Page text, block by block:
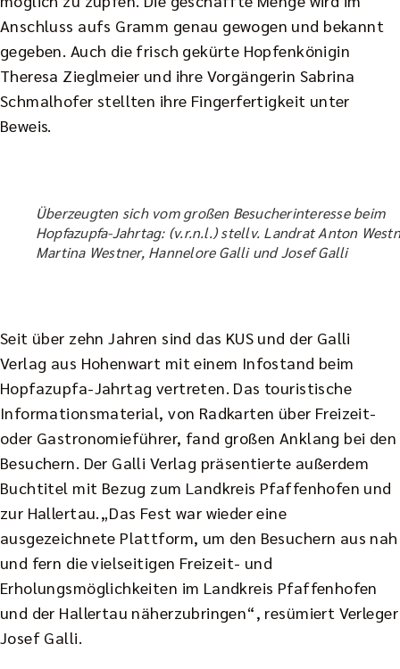
Anschluss aufs Gramm genau gewogen und bekannt
gegeben. Auch die frisch gekürte Hopfenkönigin
Theresa Zieglmeier und ihre Vorgängerin Sabrina
Schmalhofer stellten ihre Fingerfertigkeit unter
Beweis.
Überzeugten sich vom großen Besucherinteresse beim
Hopfazupfa-Jahrtag: (v.r.n.l.) stellv. Landrat Anton
Martina Westner, Hannelore Galli und Josef Galli
Seit über zehn Jahren sind das KUS und der Galli
Verlag aus Hohenwart mit einem Infostand beim
Hopfazupfa-Jahrtag vertreten. Das touristische
Informationsmaterial, von Radkarten über Freizeit-
oder Gastronomieführer, fand großen Anklang bei den
Besuchern. Der Galli Verlag präsentierte außerdem
Buchtitel mit Bezug zum Landkreis Pfaffenhofen und
zur Hallertau.„Das Fest war wieder eine
ausgezeichnete Plattform, um den Besuchern aus nah
und fern die vielseitigen Freizeit- und
Erholungsmöglichkeiten im Landkreis Pfaffenhofen
und der Hallertau näherzubringen“, resümiert Verleger
Josef Galli.